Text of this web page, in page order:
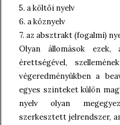
5. a költői nyelv
6. a köznyelv
7. az absztrakt (fogalmi)
Olyan állomások ezek,
érettségével,
végeredményükben a
egyes szinteket külön
nyelv olyan
szerkesztett jelrendszer,